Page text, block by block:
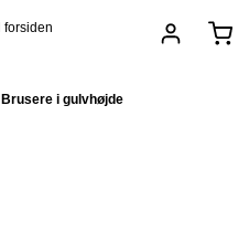
Brusere i gulvhøjde